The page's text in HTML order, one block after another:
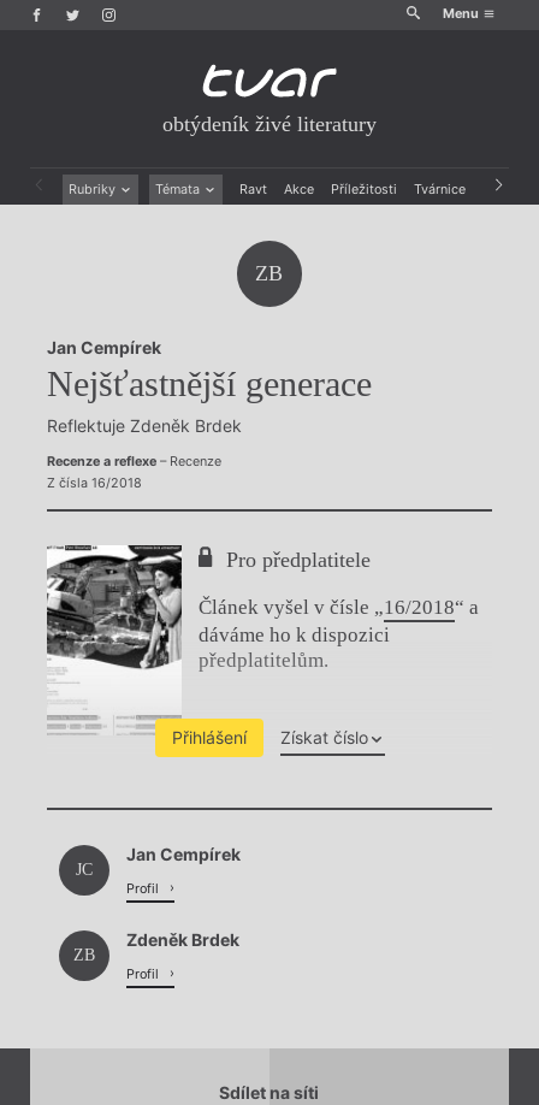
Menu
obtýdeník živé literatury
Rubriky Témata Ravt Akce Příležitosti Tvárnice Archiv
Rozhovory
Dokument
Výroční ceny
ZB
Jan Cempírek
Nejšťastnější generace
Reflektuje Zdeněk Brdek
Recenze a reflexe– Recenze
Z čísla 16/2018
Pro předplatitele
Článek vyšel v čísle „16/2018“ a
dáváme ho k dispozici
předplatitelům.
Přihlášení Získat číslo
Chviličku.
Načítá se.
JC
Jan Cempírek
Profil
ZB
Zdeněk Brdek
Profil
Sdílet na síti